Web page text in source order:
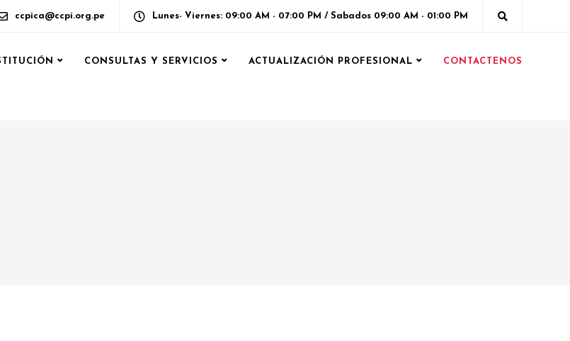
ccpica@ccpi.org.pe Lunes- Viernes: 09:00 AM - 07:00 PM / Sabados 09:00 AM - 01:00 PM
CONSULTAS Y SERVICIOS ACTUALIZACIÓN PROFESIONAL CONTACTENOS